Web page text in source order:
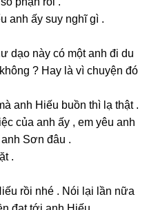
anh ấy ѕuy nghĩ ɡì .
dạo này có một anh đi du
? Hay là vì chuyện đó
anh Hiếu buồn thì lạ thật .
của anh ấy , em yêu anh
Sơn đâu .
.
rồi nhé . Nói lại lần nữa